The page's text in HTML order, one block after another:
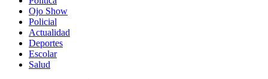
Ojo Show
Policial
Actualidad
Deportes
Escolar
Salud